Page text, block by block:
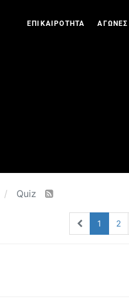
ΕΠΙΚΑΙΡΟΤΗΤΑ ΑΓΩΝΕΣ
Quiz
1 2